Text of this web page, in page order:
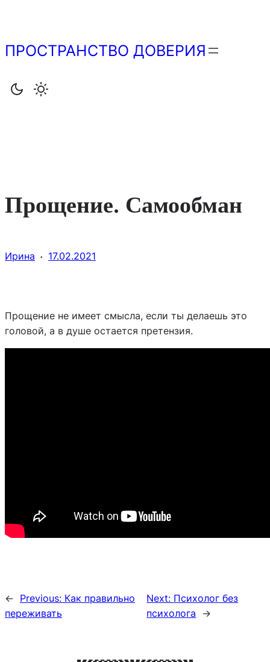
содержимому
ПРОСТРАНСТВО ДОВЕРИЯ
Прощение. Самообман
Ирина · 17.02.2021
Прощение не имеет смысла, если ты делаешь это
головой, а в душе остается претензия.
← Previous: Как правильно
переживать
Next: Психолог без
психолога
→